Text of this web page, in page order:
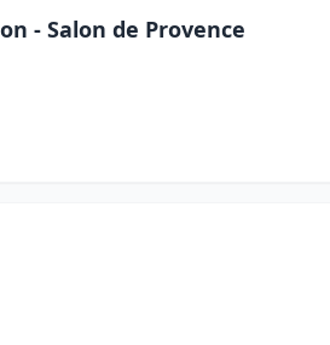
- Salon de Provence